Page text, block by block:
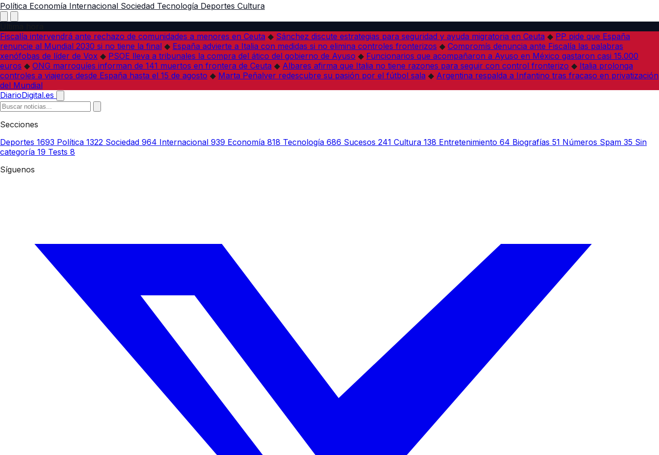
Política Economía Internacional Sociedad Tecnología Deportes Cultura
Fiscalía intervendrá ante rechazo de comunidades a menores en Ceuta ◆ Sánchez discute estrategias para seguridad y ayuda migratoria en Ceuta ◆ PP pide que España
renuncie al Mundial 2030 si no tiene la final ◆ España advierte a Italia con medidas si no elimina controles fronterizos ◆ Compromís denuncia ante Fiscalía las palabras
xenófobas de líder de Vox ◆ PSOE lleva a tribunales la compra del ático del gobierno de Ayuso ◆ Funcionarios que acompañaron a Ayuso en México gastaron casi 15.000
euros ◆ ONG marroquíes informan de 141 muertos en frontera de Ceuta ◆ Albares afirma que Italia no tiene razones para seguir con control fronterizo ◆ Italia prolonga
controles a viajeros desde España hasta el 15 de agosto ◆ Marta Peñalver redescubre su pasión por el fútbol sala ◆ Argentina respalda a Infantino tras fracaso en privatización
del Mundial
DiarioDigital.es
Secciones
Deportes 1693 Política 1322 Sociedad 964 Internacional 939 Economía 818 Tecnología 686 Sucesos 241 Cultura 138 Entretenimiento 64 Biografías 51 Números Spam 35 Sin
categoría 19 Tests 8
Síguenos